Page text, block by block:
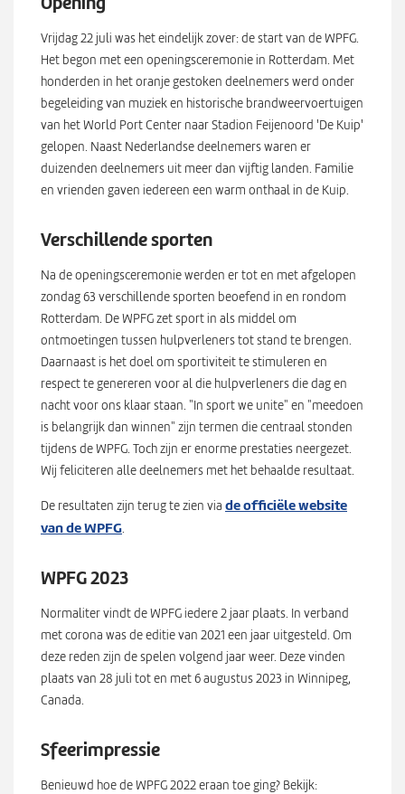
Vrijdag 22 juli was het eindelijk zover: de start van de WPFG.
Het begon met een openingsceremonie in Rotterdam. Met
honderden in het oranje gestoken deelnemers werd onder
begeleiding van muziek en historische brandweervoertuigen
van het World Port Center naar Stadion Feijenoord 'De Kuip'
gelopen. Naast Nederlandse deelnemers waren er
duizenden deelnemers uit meer dan vijftig landen. Familie
en vrienden gaven iedereen een warm onthaal in de Kuip.
Verschillende sporten
Na de openingsceremonie werden er tot en met afgelopen
zondag 63 verschillende sporten beoefend in en rondom
Rotterdam. De WPFG zet sport in als middel om
ontmoetingen tussen hulpverleners tot stand te brengen.
Daarnaast is het doel om sportiviteit te stimuleren en
respect te genereren voor al die hulpverleners die dag en
nacht voor ons klaar staan. "In sport we unite" en "meedoen
is belangrijk dan winnen" zijn termen die centraal stonden
tijdens de WPFG. Toch zijn er enorme prestaties neergezet.
Wij feliciteren alle deelnemers met het behaalde resultaat.
De resultaten zijn terug te zien via de officiële website
van de WPFG.
WPFG 2023
Normaliter vindt de WPFG iedere 2 jaar plaats. In verband
met corona was de editie van 2021 een jaar uitgesteld. Om
deze reden zijn de spelen volgend jaar weer. Deze vinden
plaats van 28 juli tot en met 6 augustus 2023 in Winnipeg,
Canada.
Sfeerimpressie
Benieuwd hoe de WPFG 2022 eraan toe ging? Bekijk: